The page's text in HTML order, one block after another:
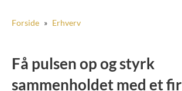
Forside » Erhverv
Få pulsen op og styrk
sammenholdet med et